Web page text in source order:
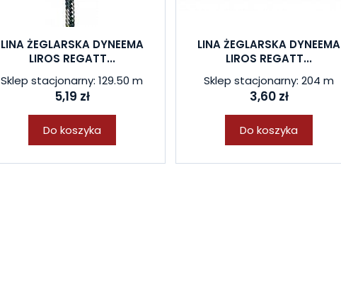
LINA ŻEGLARSKA DYNEEMA
LIROS REGATT...
Sklep stacjonarny: 129.50 m
5,19 zł
Do koszyka
LINA ŻEGLARSKA DYNEEMA
LIROS REGATT...
Sklep stacjonarny: 204 m
3,60 zł
Do koszyka